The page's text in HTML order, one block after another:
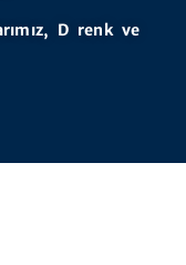
D renk ve